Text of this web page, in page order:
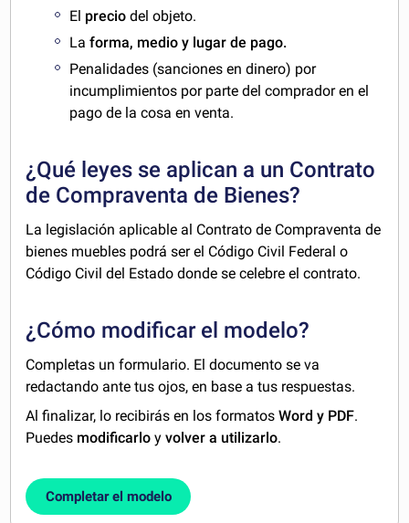
El precio del objeto.
Laforma, medio y lugar de pago.
Penalidades (sanciones en dinero) por
incumplimientos por parte del comprador en el
pago de la cosa en venta.
¿Qué leyes se aplican a un Contrato
de Compraventa de Bienes?
La legislación aplicable al Contrato de Compraventa de
bienes muebles podrá ser el Código Civil Federal o
Código Civil del Estado donde se celebre el contrato.
¿Cómo modificar el modelo?
Completas un formulario. El documento se va
redactando ante tus ojos, en base a tus respuestas.
Al finalizar, lo recibirás en los formatosWord y PDF.
Puedes modificarlo yvolver a utilizarlo.
Completar el modelo